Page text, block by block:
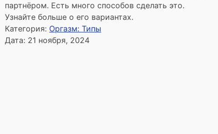
партнёром. Есть много способов сделать это.
Узнайте больше о его вариантах.
Категория: Оргазм: Типы
Дата: 21 ноября, 2024